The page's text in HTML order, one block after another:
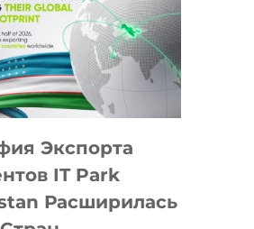
НОВЫЕ
ПРЕДМЕТЫ
ПО
ИСКУССТВЕННОМУ
ИНТЕЛЛЕКТУ
Экспорта
IT Park
Расширилась